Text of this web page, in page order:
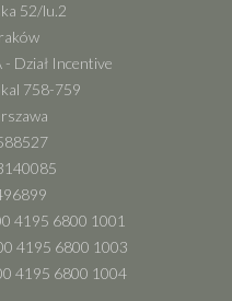
52/lu.2
Dział Incentive
758-759
4195 6800 1001
4195 6800 1003
4195 6800 1004